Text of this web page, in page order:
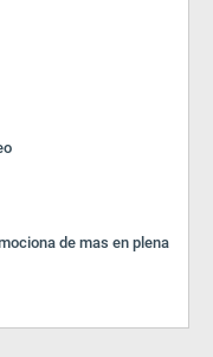
de mas en plena